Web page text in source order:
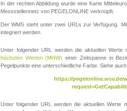
In der rechten Abbildung wurde eine Karte
Messstellennetz von PEGELONLINE verknüpft.
Der WMS steht unter zwei URLs zur Verfügung.
integriert werden.
Unter folgender URL werden die aktuellen Werte
höchsten Werten (MHW) einer Zeitspanne in
Pegelpunkte eine unterschiedliche Farbe. Siehe
https://pegelonline.wsv.de/
Unter folgender URL werden die aktuellen Werte